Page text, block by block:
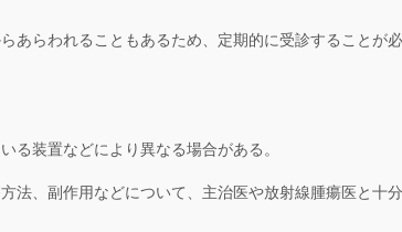
あらわれることもあるため、定期的に受診することが必
る装置などにより異なる場合がある。
法、副作用などについて、主治医や放射線腫瘍医と十分